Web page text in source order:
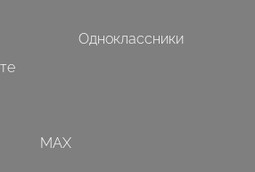
Одноклассники
MAX